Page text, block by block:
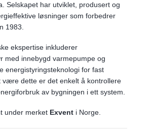
Selskapet har utviklet, produsert og
løsninger som forbedrer
1983.
ekspertise inkluderer
med innebygd varmepumpe og
energistyringsteknologi for fast
være dette er det enkelt å kontrollere
av bygningen i ett system.
under merket Exvent i Norge.